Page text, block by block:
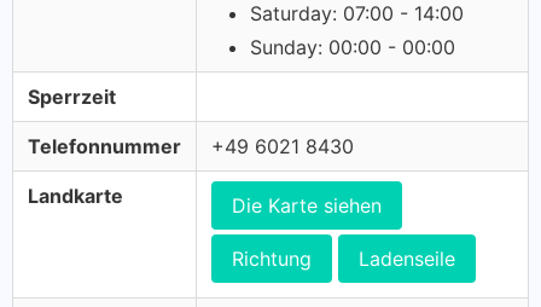
Saturday: 07:00 - 14:00
Sunday: 00:00 - 00:00
Sperrzeit
Telefonnummer +49 6021 8430
Landkarte Die Karte siehen
Richtung Ladenseile